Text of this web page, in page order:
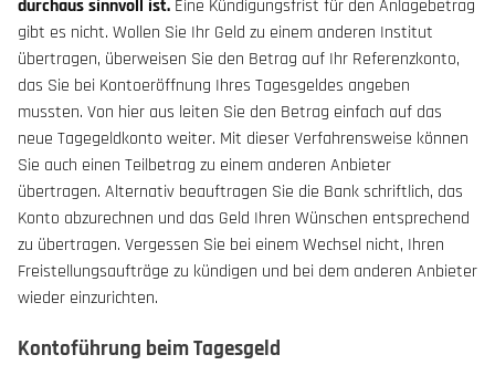
durchaus sinnvoll ist. Eine Kündigungsfrist für den Anlagebetrag
gibt es nicht. Wollen Sie Ihr Geld zu einem anderen Institut
übertragen, überweisen Sie den Betrag auf Ihr Referenzkonto,
das Sie bei Kontoeröffnung Ihres Tagesgeldes angeben
mussten. Von hier aus leiten Sie den Betrag einfach auf das
neue Tagegeldkonto weiter. Mit dieser Verfahrensweise können
Sie auch einen Teilbetrag zu einem anderen Anbieter
übertragen. Alternativ beauftragen Sie die Bank schriftlich, das
Konto abzurechnen und das Geld Ihren Wünschen entsprechend
zu übertragen. Vergessen Sie bei einem Wechsel nicht, Ihren
Freistellungsaufträge zu kündigen und bei dem anderen Anbieter
wieder einzurichten.
Kontoführung beim Tagesgeld